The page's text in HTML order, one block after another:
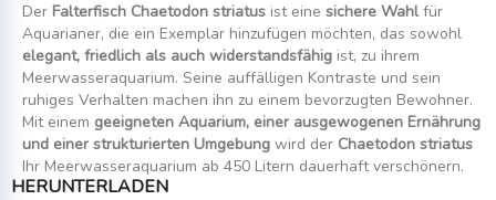
Der Falterfisch Chaetodon striatus ist eine sichere Wahlfür
Aquarianer, die ein Exemplar hinzufügen möchten, das sowohl
elegant, friedlich als auch widerstandsfähig ist, zu ihrem
Meerwasseraquarium. Seine auffälligen Kontraste und sein
ruhiges Verhalten machen ihn zu einem bevorzugten Bewohner.
Mit einem geeigneten Aquarium, einer ausgewogenen Ernährung
und einer strukturierten Umgebung wird der Chaetodon striatus
Ihr Meerwasseraquarium ab 450 Litern dauerhaft verschönern.
HERUNTERLADEN